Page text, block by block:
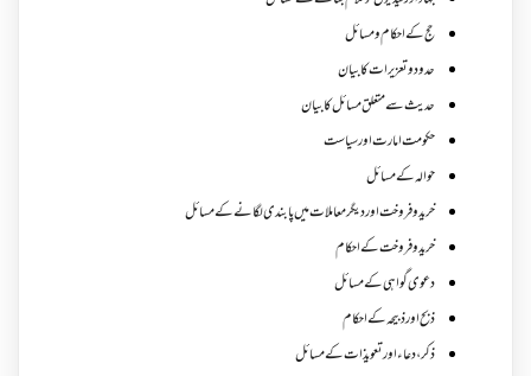
حج کے احکام ومسائل
حدود و تعزیرات کا بیان
حدیث سے متعلق مسائل کا بیان
حکومت امارت اور سیاست
حوالہ کے مسائل
خرید و فروخت اور دیگر معاملات میں پابندی لگانے کے مسائل
خرید و فروخت کے احکام
دعوی گواہی کے مسائل
ذبح اور ذبیحہ کے احکام
ذکر،دعاء اور تعویذات کے مسائل